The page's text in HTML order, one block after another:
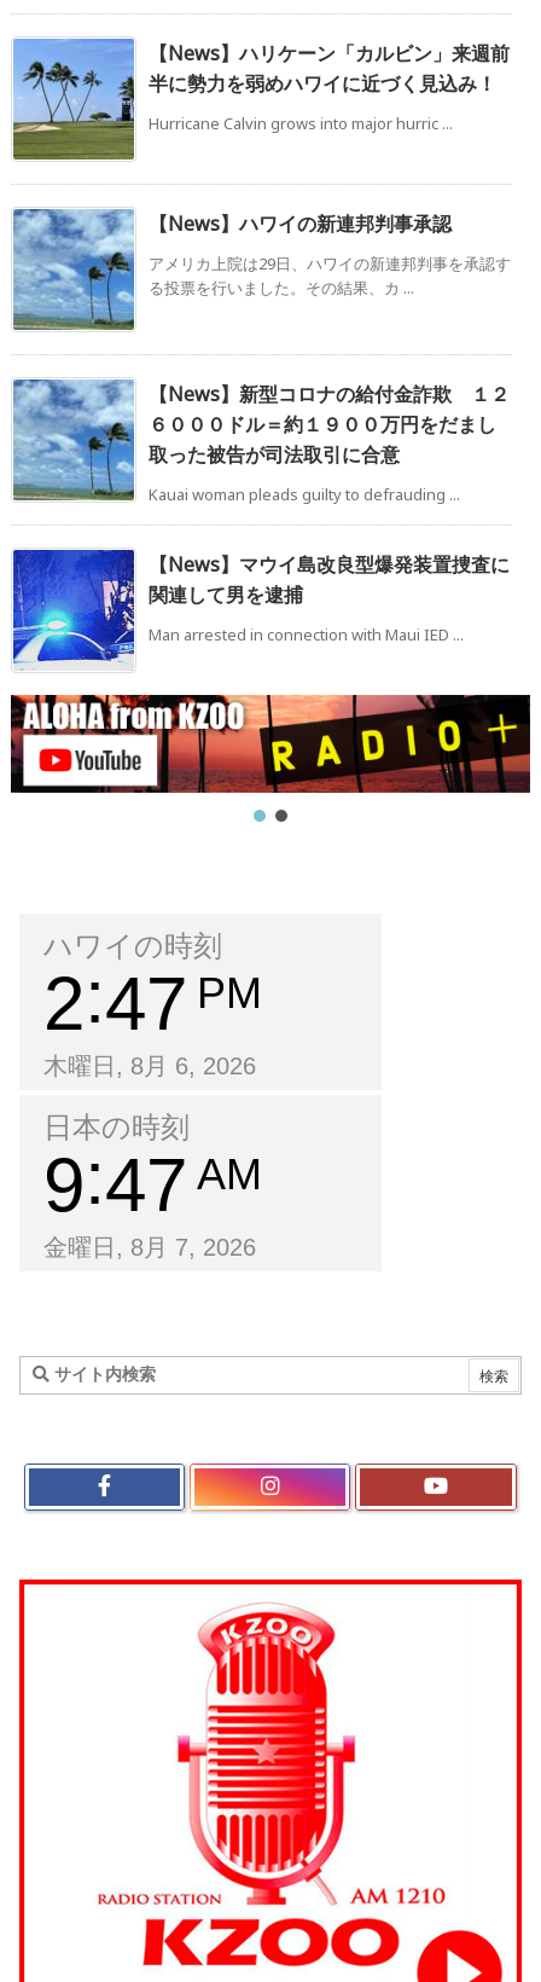
【News】ハリケーン「カルビン」来週前
半に勢力を弱めハワイに近づく見込み！
Hurricane Calvin grows into major hurric ...
【News】ハワイの新連邦判事承認
アメリカ上院は29日、ハワイの新連邦判事を承認す
る投票を行いました。その結果、カ ...
【News】新型コロナの給付金詐欺 １２
６０００ドル＝約１９００万円をだまし
取った被告が司法取引に合意
Kauai woman pleads guilty to defrauding ...
【News】マウイ島改良型爆発装置捜査に
関連して男を逮捕
Man arrested in connection with Maui IED ...
ハワイの時刻
2 47 PM
木曜日, 8月 6, 2026
日本の時刻
9 47 AM
金曜日, 8月 7, 2026